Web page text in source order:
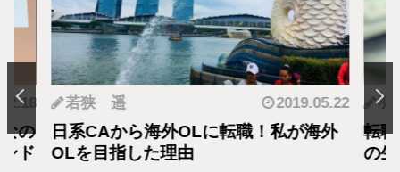
の
ド
若狭 遥 2019.05.22
日系CAから海外OLに転職！私が海外
OLを目指した理由
羽
転
の